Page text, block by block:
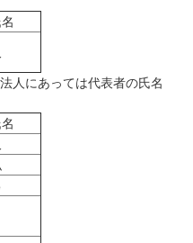
人にあっては代表者の氏名